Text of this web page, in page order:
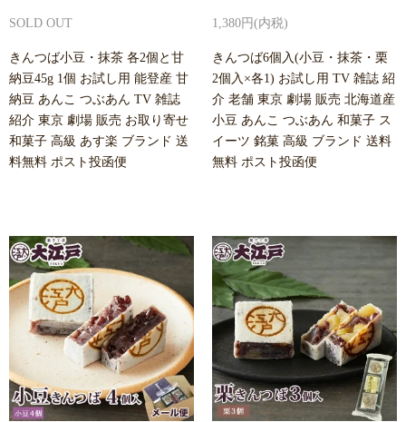
SOLD OUT
きんつば小豆・抹茶 各2個と甘
納豆45g 1個 お試し用 能登産 甘
納豆 あんこ つぶあん TV 雑誌
紹介 東京 劇場 販売 お取り寄せ
和菓子 高級 あす楽 ブランド 送
料無料 ポスト投函便
1,380円(内税)
きんつば6個入(小豆・抹茶・栗
2個入×各1) お試し用 TV 雑誌 紹
介 老舗 東京 劇場 販売 北海道産
小豆 あんこ つぶあん 和菓子 ス
イーツ 銘菓 高級 ブランド 送料
無料 ポスト投函便